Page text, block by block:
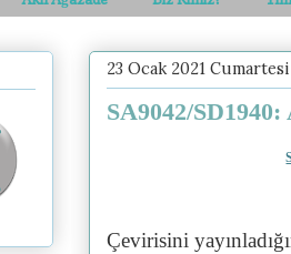
23 Ocak 2021 Cumartesi
SA9042/
Çevirisini